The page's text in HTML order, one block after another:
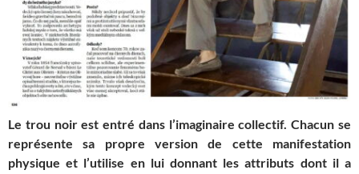
Le trou noir est entré dans l’imaginaire collectif. Chacun se
représente sa propre version de cette manifestation
physique et l’utilise en lui donnant les attributs dont il a